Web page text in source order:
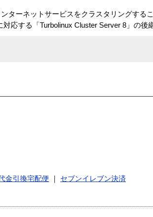
ターネットサービスをクラスタリングするこ
応する「Turbolinux Cluster Server 8」の後
金引換宅配便
セブンイレブン決済